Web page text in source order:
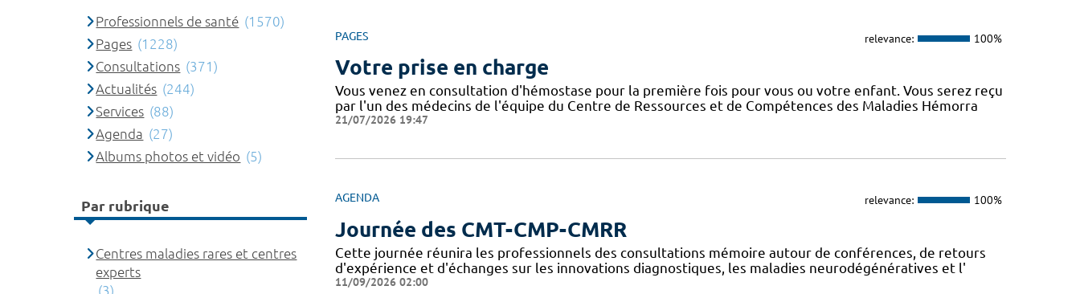
PAGES relevance: 100%
Votre prise en charge
Vous venez en consultation d'hémostase pour la première fois pour vous ou votre enfant. Vous serez reçu
par l'un des médecins de l'équipe du Centre de Ressources et de Compétences des Maladies Hémorra
21/07/2026 19:47
AGENDA relevance: 100%
Journée des CMT-CMP-CMRR
Cette journée réunira les professionnels des consultations mémoire autour de conférences, de retours
d'expérience et d'échanges sur les innovations diagnostiques, les maladies neurodégénératives et l'
11/09/2026 02:00
Professionnels de santé (1570)
Pages (1228)
Consultations (371)
Actualités (244)
Services (88)
Agenda (27)
Albums photos et vidéo (5)
Par rubrique
Centres maladies rares et centres
experts
(3)